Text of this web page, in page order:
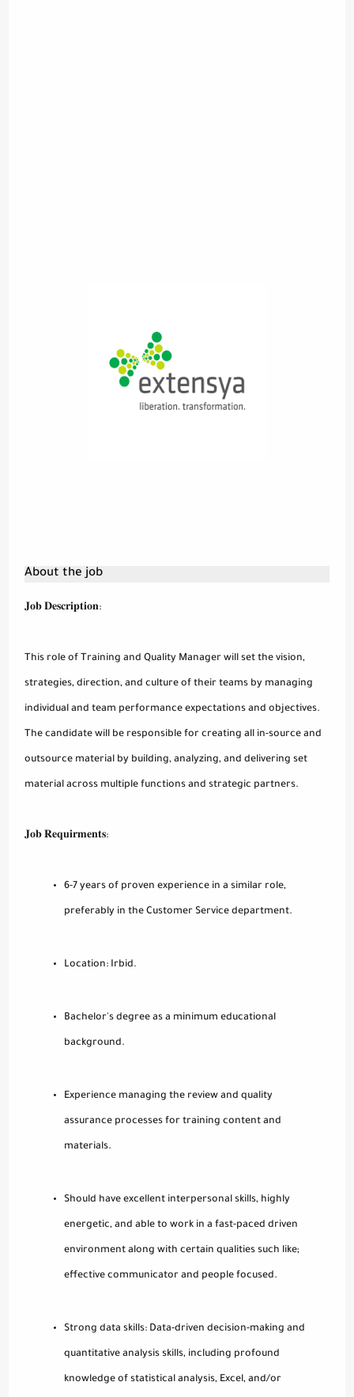
About the job
𝐉𝐨𝐛 𝐃𝐞𝐬𝐜𝐫𝐢𝐩𝐭𝐢𝐨𝐧:
This role of Training and Quality Manager will set the vision,
strategies, direction, and culture of their teams by managing
individual and team performance expectations and objectives.
The candidate will be responsible for creating all in-source and
outsource material by building, analyzing, and delivering set
material across multiple functions and strategic partners.
𝐉𝐨𝐛 𝐑𝐞𝐪𝐮𝐢𝐫𝐦𝐞𝐧𝐭𝐬:
6-7 years of proven experience in a similar role,
preferably in the Customer Service department.
Location: Irbid.
Bachelor's degree as a minimum educational
background.
Experience managing the review and quality
assurance processes for training content and
materials.
Should have excellent interpersonal skills, highly
energetic, and able to work in a fast-paced driven
environment along with certain qualities such like;
effective communicator and people focused.
Strong data skills: Data-driven decision-making and
quantitative analysis skills, including profound
knowledge of statistical analysis, Excel, and/or